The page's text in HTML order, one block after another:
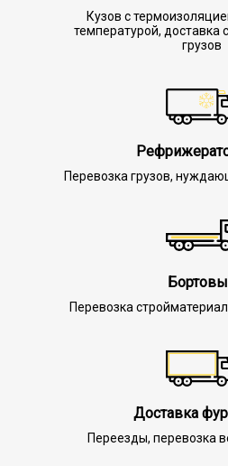
Кузов с
температурой, доставка
грузов
Перевозка грузов,
Перевозка
Доставка
Переезды, перевозка